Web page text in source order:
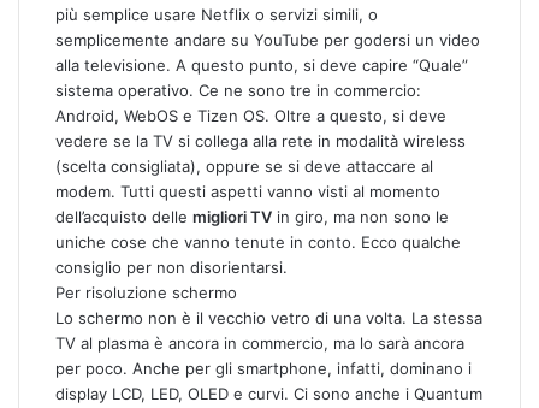
più semplice usare Netflix o servizi simili, o
semplicemente andare su YouTube per godersi un video
alla televisione. A questo punto, si deve capire “Quale”
sistema operativo. Ce ne sono tre in commercio:
Android, WebOS e Tizen OS. Oltre a questo, si deve
vedere se la TV si collega alla rete in modalità wireless
(scelta consigliata), oppure se si deve attaccare al
modem. Tutti questi aspetti vanno visti al momento
dell’acquisto delle migliori TV in giro, ma non sono le
uniche cose che vanno tenute in conto. Ecco qualche
consiglio per non disorientarsi.
Per risoluzione schermo
Lo schermo non è il vecchio vetro di una volta. La stessa
TV al plasma è ancora in commercio, ma lo sarà ancora
per poco. Anche per gli smartphone, infatti, dominano i
display LCD, LED, OLED e curvi. Ci sono anche i Quantum